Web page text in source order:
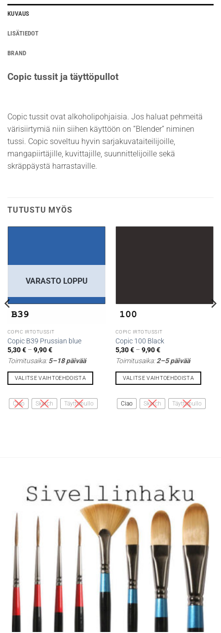
KUVAUS
LISÄTIEDOT
BRAND
Copic tussit ja täyttöpullot
Copic tussit ovat alkoholipohjaisia. Jos haluat pehmeitä
värisiirtymiä niin siihen käyttöön on ”Blender” niminen
tussi. Copic soveltuu hyvin sarjakuvataiteilijoille,
mangapiirtäjille, kuvittajille, suunnittelijoille sekä
skräppäystä harrastaville.
TUTUSTU MYÖS
VARASTO LOPPU
COPIC IRTOTUSSIT
Copic B39 Prussian blue
5,30€ – 9,90€Hintaluokka:
-
Toimitusaika:5–18 päivää
VALITSE VAIHTOEHDOISTA
tuotteella
on
Ciao Sketch Täyttöpullo
COPIC IRTOTUSSIT
Copic 100 Black
5,30€ – 9,90€Hintaluokka:
-
Toimitusaika:2–5 päivää
VALITSE VAIHTOEHDOISTA
tuotteella
on
Ciao Sketch Täyttöpullo